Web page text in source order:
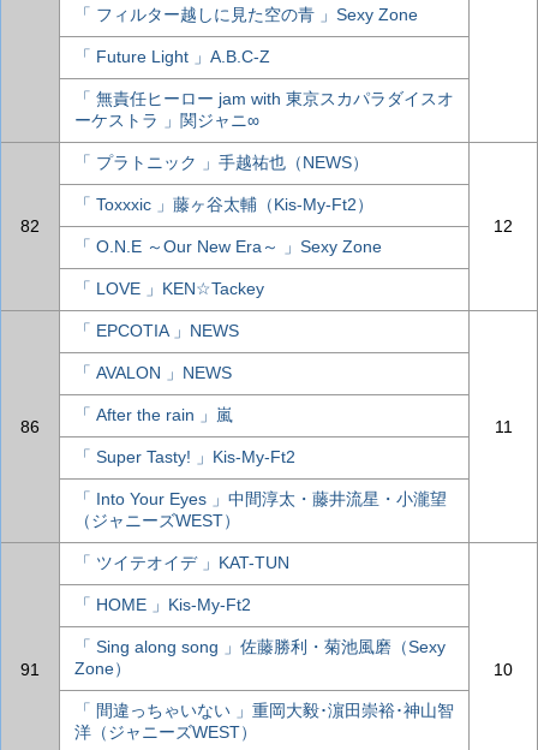
「 フィルター越しに見た空の青 」Sexy Zone
「 Future Light 」A.B.C-Z
「 無責任ヒーロー jam with 東京スカパラダイスオ
ーケストラ 」関ジャニ∞
82
「 プラトニック 」手越祐也（NEWS）
12
「 Toxxxic 」藤ヶ谷太輔（Kis-My-Ft2）
「 O.N.E ～Our New Era～ 」Sexy Zone
「 LOVE 」KEN☆Tackey
86
「 EPCOTIA 」NEWS
11
「 AVALON 」NEWS
「 After the rain 」嵐
「 Super Tasty! 」Kis-My-Ft2
「 Into Your Eyes 」中間淳太・藤井流星・小瀧望
（ジャニーズWEST）
91
「 ツイテオイデ 」KAT-TUN
10
「 HOME 」Kis-My-Ft2
「 Sing along song 」佐藤勝利・菊池風磨（Sexy
Zone）
「 間違っちゃいない 」重岡大毅･濵田崇裕･神山智
洋（ジャニーズWEST）